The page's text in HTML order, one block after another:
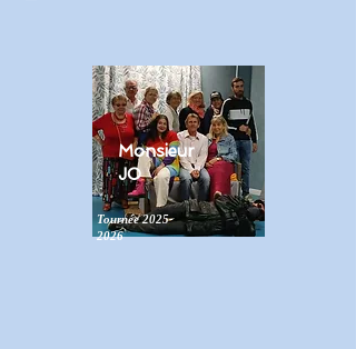
Monsieur
JO
Tournée2025-
2026